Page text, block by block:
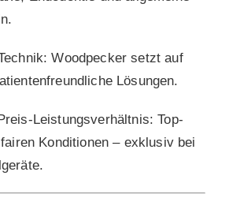
Woodpecker setzt auf
Lösungen.
Leistungsverhältnis: Top-
Konditionen – exklusiv bei